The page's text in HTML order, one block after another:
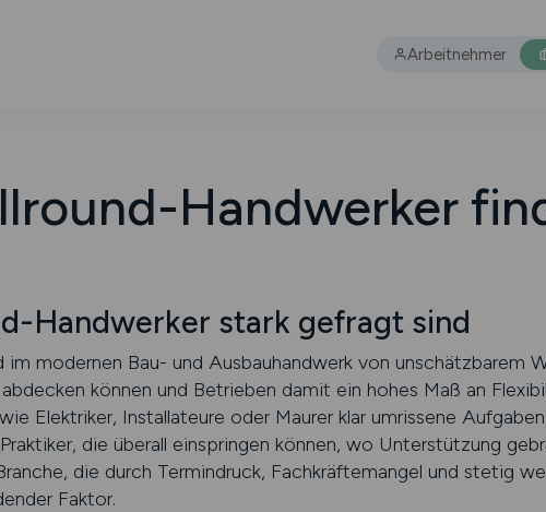
Arbeitnehmer
Handwerker
Handwerker stark gefragt sind
im modernen Bau- und Ausbauhandwerk von unschätzbarem
können und Betrieben damit ein hohes Maß an
Elektriker, Installateure oder Maurer klar umrissene
die überall einspringen können, wo Unterstützung
die durch Termindruck, Fachkräftemangel und stetig
Faktor.